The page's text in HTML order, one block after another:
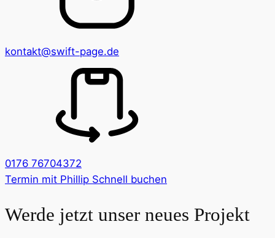
kontakt@swift-page.de
0176 76704372
Termin mit Phillip Schnell buchen
Werde jetzt unser neues Projekt